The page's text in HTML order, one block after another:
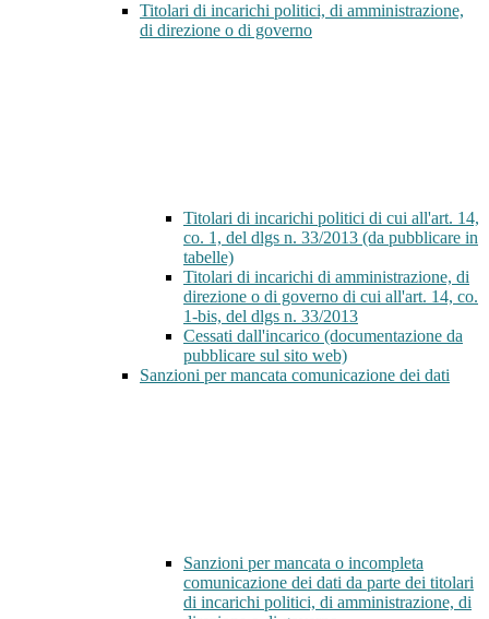
Titolari di incarichi politici, di amministrazione,
di direzione o di governo
Titolari di incarichi politici di cui all'art. 14,
co. 1, del dlgs n. 33/2013 (da pubblicare in
tabelle)
Titolari di incarichi di amministrazione, di
direzione o di governo di cui all'art. 14, co.
1-bis, del dlgs n. 33/2013
Cessati dall'incarico (documentazione da
pubblicare sul sito web)
Sanzioni per mancata comunicazione dei dati
Sanzioni per mancata o incompleta
comunicazione dei dati da parte dei titolari
di incarichi politici, di amministrazione, di